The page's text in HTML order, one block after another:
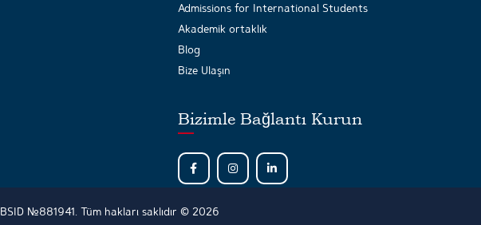
Admissions for International Students
Akademik ortaklık
Blog
Bize Ulaşın
Bizimle Bağlantı Kurun
№881941. Tüm hakları saklıdır © 2026